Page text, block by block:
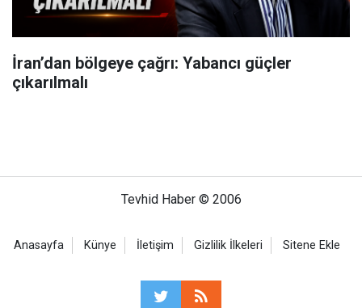
İran’dan bölgeye çağrı: Yabancı güçler
çıkarılmalı
Tevhid Haber © 2006
Anasayfa Künye İletişim Gizlilik İlkeleri Sitene Ekle